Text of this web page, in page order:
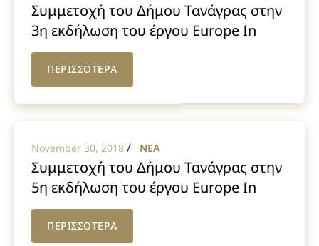
Συμμετοχή του Δήμου Τανάγρας στην
3η εκδήλωση του έργου Europe In
Question – EIQ στην Ουαλία
ΠΕΡΙΣΣΟΤΕΡΑ
November 30, 2018 / NEA
Συμμετοχή του Δήμου Τανάγρας στην
5η εκδήλωση του έργου Europe In
Question – EIQ στην Μάλτα
ΠΕΡΙΣΣΟΤΕΡΑ